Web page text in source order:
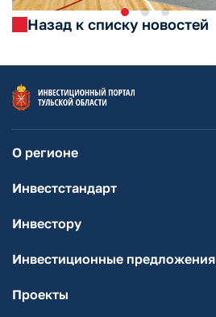
Назад к списку новостей
О регионе
Инвестстандарт
Инвестору
Инвестиционные предложения
Проекты